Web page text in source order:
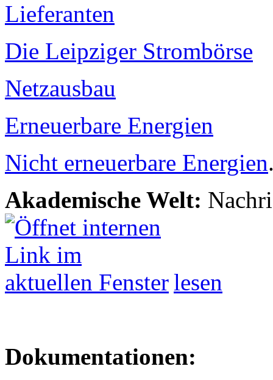
Lieferanten
Die Leipziger Strombörse
Netzausbau
Erneuerbare Energien
Nicht erneuerbare Energien
Akademische Welt:
lesen
Dokumentationen: